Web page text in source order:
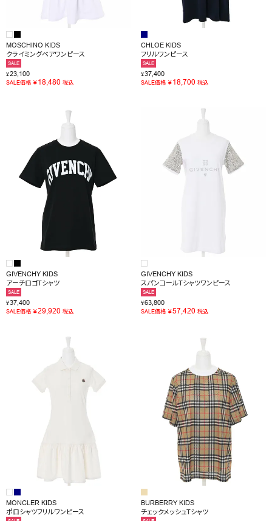
MOSCHINO KIDS
クライミングベアワンピース
SALE
¥23,100
SALE価格 ¥18,480 税込
CHLOE KIDS
フリルワンピース
SALE
¥37,400
SALE価格 ¥18,700 税込
GIVENCHY KIDS
アーチロゴTシャツ
SALE
¥37,400
SALE価格 ¥29,920 税込
GIVENCHY KIDS
スパンコールTシャツワンピース
SALE
¥63,800
SALE価格 ¥57,420 税込
MONCLER KIDS
ポロシャツフリルワンピース
BURBERRY KIDS
チェックメッシュTシャツ